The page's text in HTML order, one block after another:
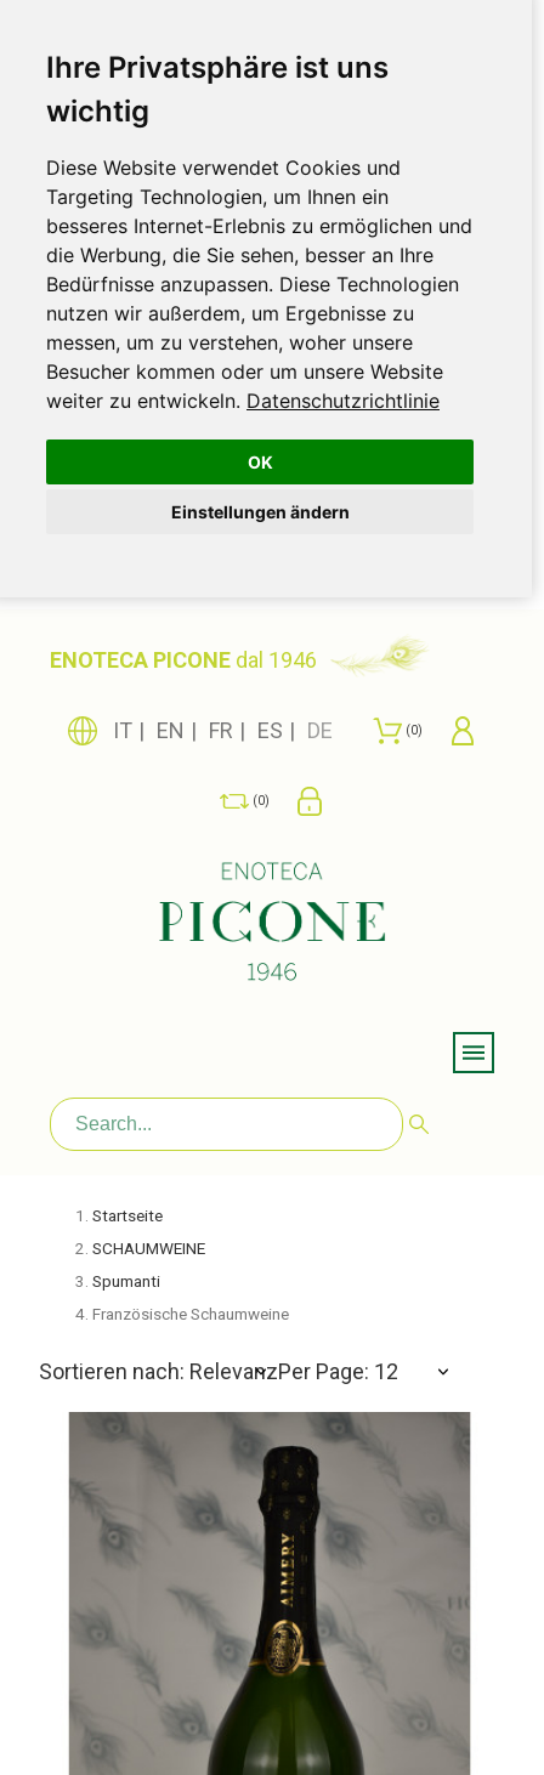
Ihre Privatsphäre ist uns
wichtig
Diese Website verwendet Cookies und
Targeting Technologien, um Ihnen ein
besseres Internet-Erlebnis zu ermöglichen und
die Werbung, die Sie sehen, besser an Ihre
Bedürfnisse anzupassen. Diese Technologien
nutzen wir außerdem, um Ergebnisse zu
messen, um zu verstehen, woher unsere
Besucher kommen oder um unsere Website
weiter zu entwickeln. Datenschutzrichtlinie
OK
Einstellungen ändern
ENOTECA PICONE dal 1946
IT EN FR ES DE 0
0
Startseite
SCHAUMWEINE
Spumanti
Französische Schaumweine
Sortieren nach: RelevanzPer Page: 12